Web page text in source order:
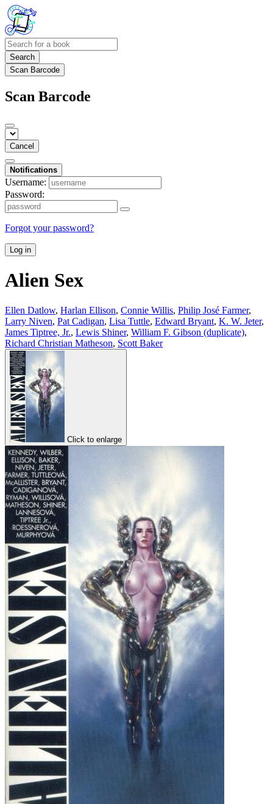
Search
Scan Barcode
Scan Barcode
Cancel
Notifications
Username:
Password:
Forgot your password?
Log in
Alien Sex
Ellen Datlow, Harlan Ellison, Connie Willis, Philip José Farmer,
Larry Niven, Pat Cadigan, Lisa Tuttle, Edward Bryant, K. W. Jeter,
James Tiptree, Jr., Lewis Shiner, William F. Gibson (duplicate),
Richard Christian Matheson, Scott Baker
Click to enlarge